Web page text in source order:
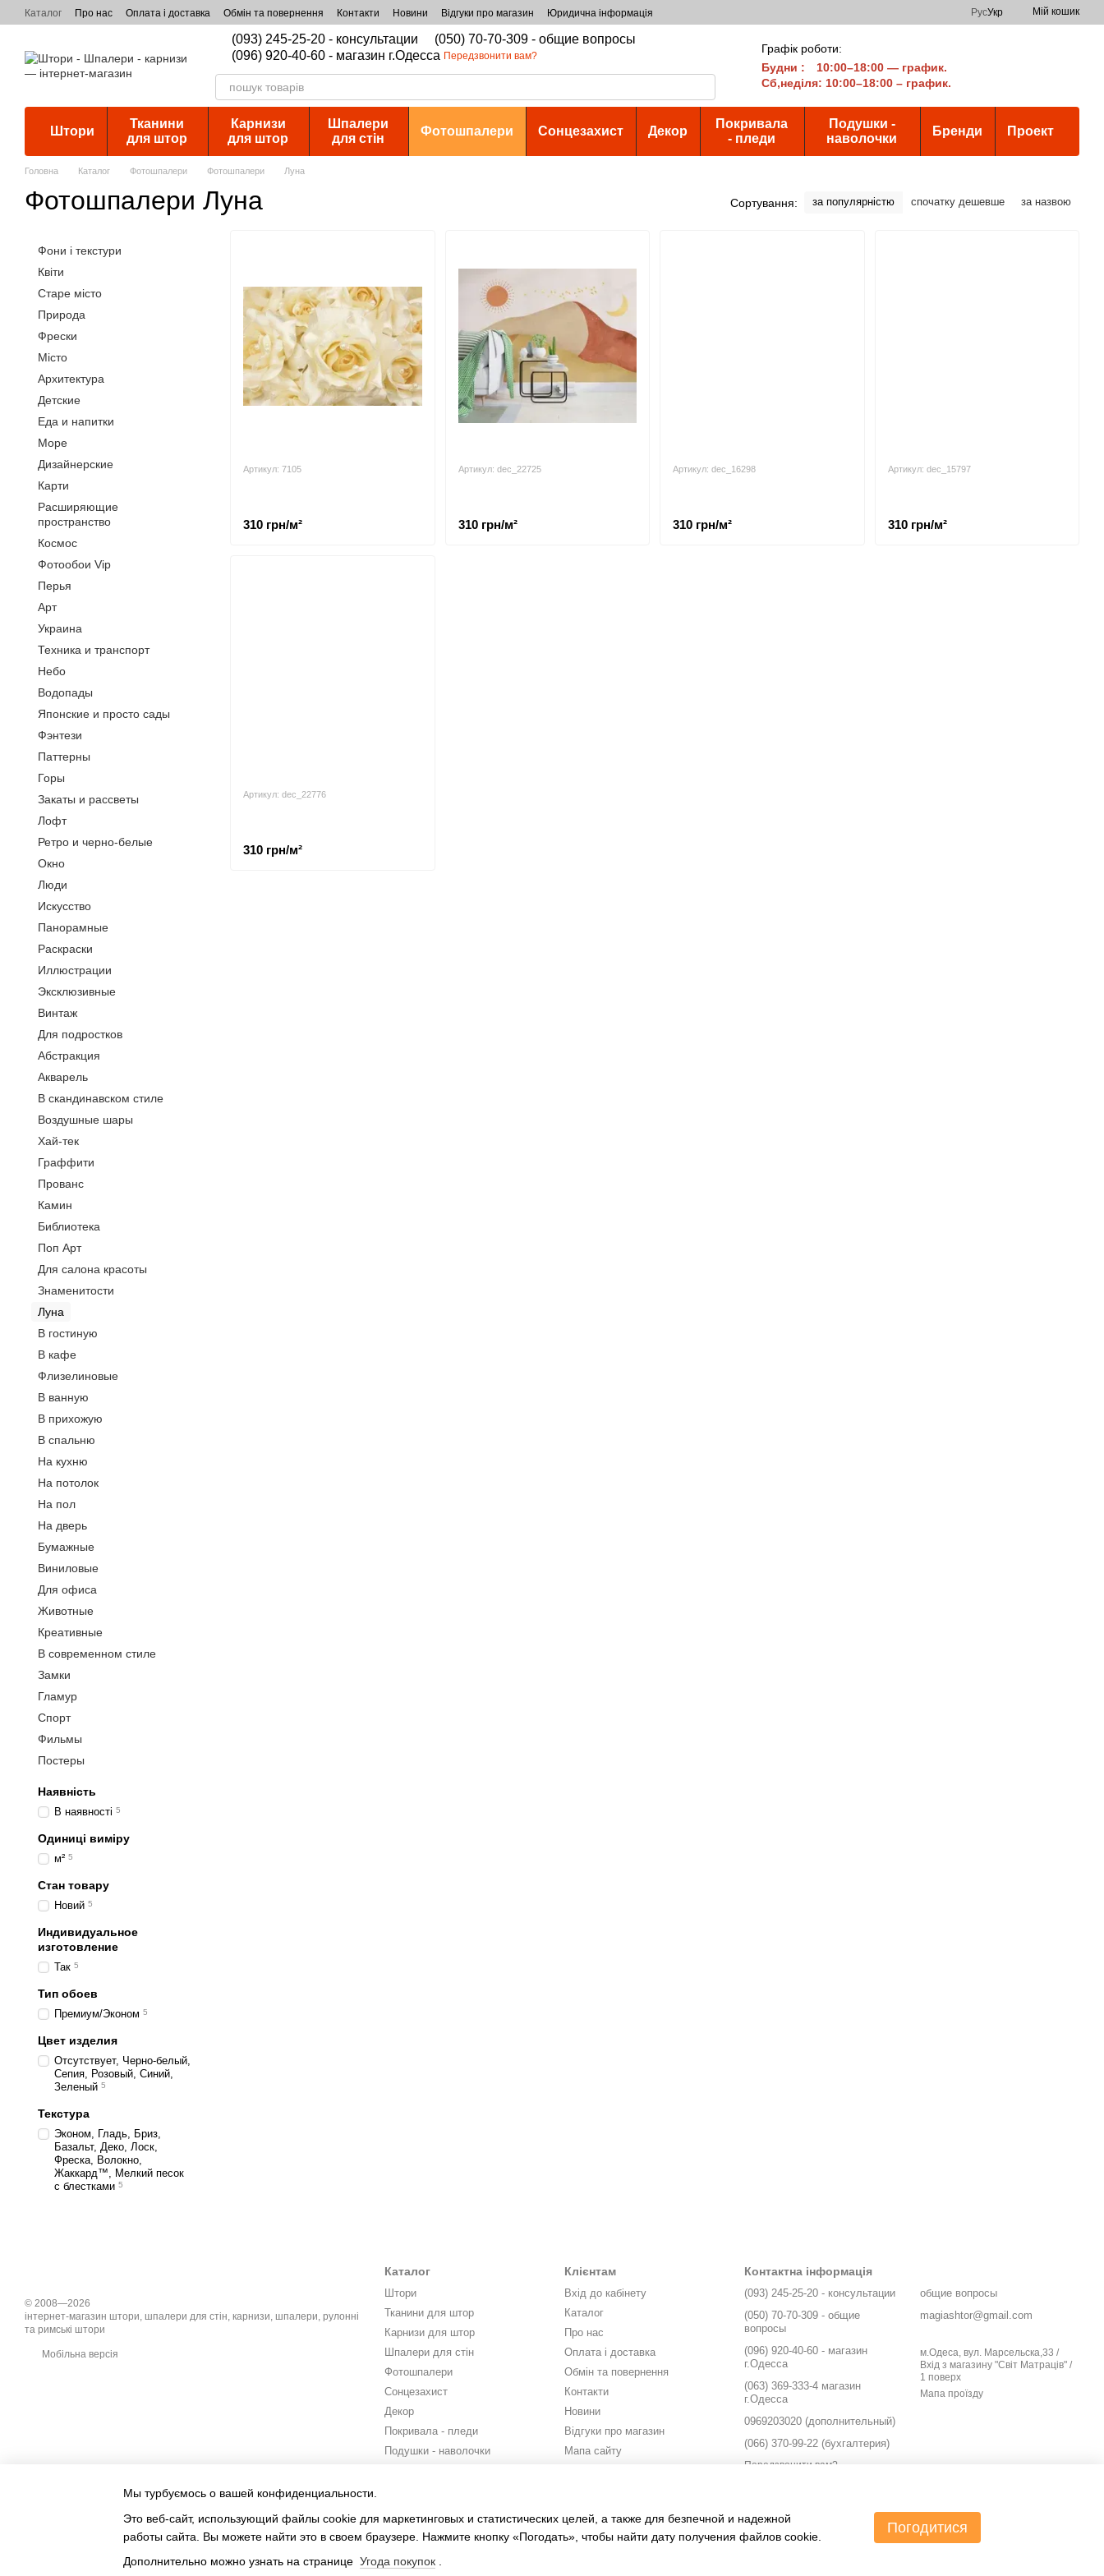
Перейти к основному контенту
Каталог Про нас Оплата і доставка Обмін та повернення Контакти Новини Відгуки про магазин Юридична інформація РусУкр Мій кошик
(093) 245-25-20 - консультации
(050) 70-70-309 - общие вопросы
(096) 920-40-60 - магазин г.Одесса Передзвонити вам?
Графік роботи:
Будни :
10:00–18:00 — график.
Сб,неділя: 10:00–18:00 – график.
Штори
Тканини
для штор
Карнизи
для штор
Шпалери
для стін
Фотошпалери Сонцезахист Декор
Покривала
- пледи
Подушки -
наволочки
Бренди Проект
Головна Каталог Фотошпалери Фотошпалери Луна
Фотошпалери Луна Сортування: за популярністю спочатку дешевше за назвою
Артикул: 7105
310 грн/м²
Артикул: dec_22725
310 грн/м²
Артикул: dec_16298
310 грн/м²
Артикул: dec_15797
310 грн/м²
Артикул: dec_22776
310 грн/м²
Фони і текстури
Квіти
Старе місто
Природа
Фрески
Місто
Архитектура
Детские
Еда и напитки
Море
Дизайнерские
Карти
Расширяющие
пространство
Космос
Фотообои Vip
Перья
Арт
Украина
Техника и транспорт
Небо
Водопады
Японские и просто сады
Фэнтези
Паттерны
Горы
Закаты и рассветы
Лофт
Ретро и черно-белые
Окно
Люди
Искусство
Панорамные
Раскраски
Иллюстрации
Эксклюзивные
Винтаж
Для подростков
Абстракция
Акварель
В скандинавском стиле
Воздушные шары
Хай-тек
Граффити
Прованс
Камин
Библиотека
Поп Арт
Для салона красоты
Знаменитости
Луна
В гостиную
В кафе
Флизелиновые
В ванную
В прихожую
В спальню
На кухню
На потолок
На пол
На дверь
Бумажные
Виниловые
Для офиса
Животные
Креативные
В современном стиле
Замки
Гламур
Спорт
Фильмы
Постеры
Наявність
В наявності 5
Одиниці виміру
м² 5
Стан товару
Новий 5
Индивидуальное
изготовление
Так 5
Тип обоев
Премиум/Эконом 5
Цвет изделия
Отсутствует, Черно-белый,
Сепия, Розовый, Синий,
Зеленый 5
Текстура
Эконом, Гладь, Бриз,
Базальт, Деко, Лоск,
Фреска, Волокно,
Жаккард™, Мелкий песок
с блестками 5
© 2008—2026
інтернет-магазин штори, шпалери для стін, карнизи, шпалери, рулонні
та римські штори
Мобільна версія
Каталог
Штори
Тканини для штор
Карнизи для штор
Шпалери для стін
Фотошпалери
Сонцезахист
Декор
Покривала - пледи
Подушки - наволочки
Клієнтам
Вхід до кабінету
Каталог
Про нас
Оплата і доставка
Обмін та повернення
Контакти
Новини
Відгуки про магазин
Мапа сайту
Контактна інформація
(093) 245-25-20 - консультации
(050) 70-70-309 - общие
вопросы
(096) 920-40-60 - магазин
г.Одесса
(063) 369-333-4 магазин
г.Одесса
0969203020 (дополнительный)
(066) 370-99-22 (бухгалтерия)
Передзвонити вам?
общие вопросы
magiashtor@gmail.com
м.Одеса, вул. Марсельска,33 /
Вхід з магазину "Світ Матраців" /
1 поверх
Мапа проїзду
Мы турбуємось о вашей конфиденциальности.
Это веб-сайт, использующий файлы cookie для маркетинговых и статистических целей, а также для безпечной и надежной
работы сайта. Вы можете найти это в своем браузере. Нажмите кнопку «Погодать», чтобы найти дату получения файлов cookie.
Дополнительно можно узнать на странице Угода покупок
Погодитися